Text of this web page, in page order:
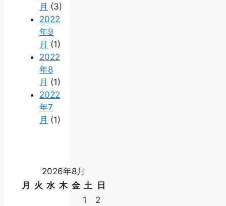
月 (3)
2022
年9
月 (1)
2022
年8
月 (1)
2022
年7
月 (1)
2026年8月
月
火 水 木 金 土
日
1
2